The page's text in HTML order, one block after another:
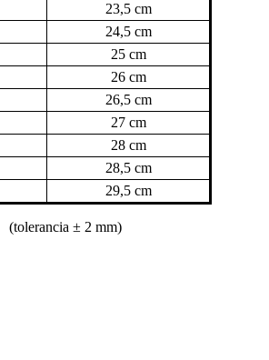
23,5 cm
24,5 cm
25 cm
26 cm
26,5 cm
27 cm
28 cm
28,5 cm
29,5 cm
(tolerancia ± 2 mm)